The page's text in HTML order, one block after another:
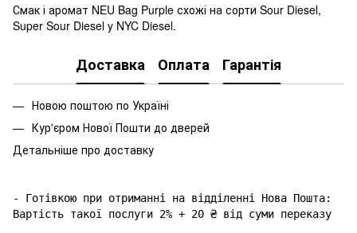
Смак і аромат NEU Bag Purple схожі на сорти Sour Diesel,
Super Sour Diesel y NYC Diesel.
Доставка Оплата Гарантія
Новою поштою по Україні
Кур'єром Нової Пошти до дверей
Детальніше про доставку
- Готівкою при отриманні на відділенні Нова Пошта: